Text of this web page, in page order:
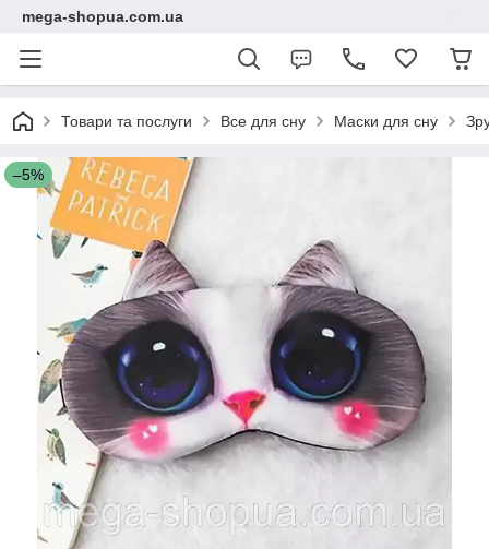
mega-shopua.com.ua
Товари та послуги Все для сну Маски для сну
–5%